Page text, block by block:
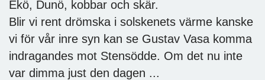
Ekö, Dunö, kobbar och skär.
Blir vi rent drömska i solskenets värme kanske
vi för vår inre syn kan se Gustav Vasa komma
indragandes mot Stensödde. Om det nu inte
var dimma just den dagen ...